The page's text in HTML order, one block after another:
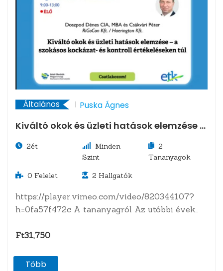
Általános Puska Ágnes
Kiváltó okok és üzleti hatások elemzése –
értékeléseken túl
2ét
Minden
Szint
2
Tananyagok
0 Felelet 2 Hallgatók
https://player.vimeo.com/video/820344107?
h=0fa57f472c A tananyagról Az utóbbi évek
leállása, inflációs- és kamatsokk,…
Ft31,750
Több